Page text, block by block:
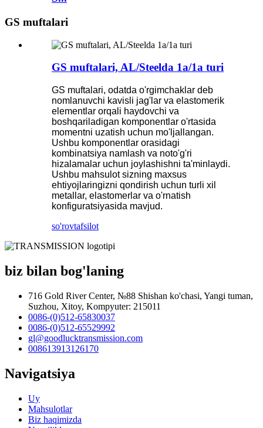
GS muftalari
GS muftalari, AL/Steelda 1a/1a turi
GS muftalari, odatda o'rgimchaklar deb
nomlanuvchi kavisli jag'lar va elastomerik
elementlar orqali haydovchi va
boshqariladigan komponentlar o'rtasida
momentni uzatish uchun mo'ljallangan.
Ushbu komponentlar orasidagi
kombinatsiya namlash va noto'g'ri
hizalamalar uchun joylashishni ta'minlaydi.
Ushbu mahsulot sizning maxsus
ehtiyojlaringizni qondirish uchun turli xil
metallar, elastomerlar va o'rnatish
konfiguratsiyasida mavjud.
so'rovtafsilot
biz bilan bog'laning
716 Gold River Center, №88 Shishan ko'chasi, Yangi tuman,
Suzhou, Xitoy, Kompyuter: 215011
0086-(0)512-65830037
0086-(0)512-65529992
gl@goodlucktransmission.com
008613913126170
Navigatsiya
Uy
Mahsulotlar
Biz haqimizda